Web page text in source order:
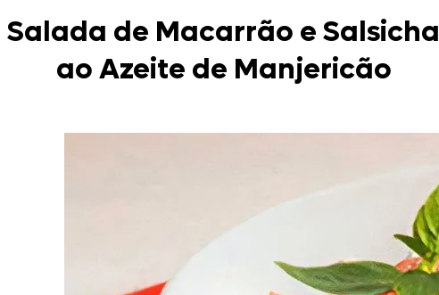
Salada de Macarrão e Salsicha
ao Azeite de Manjericão